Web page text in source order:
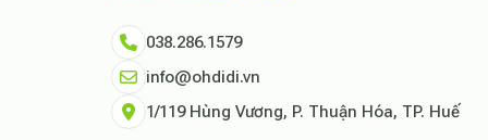
038.286.1579
info@ohdidi.vn
1/119 Hùng Vương, P. Thuận Hóa, TP. Huế